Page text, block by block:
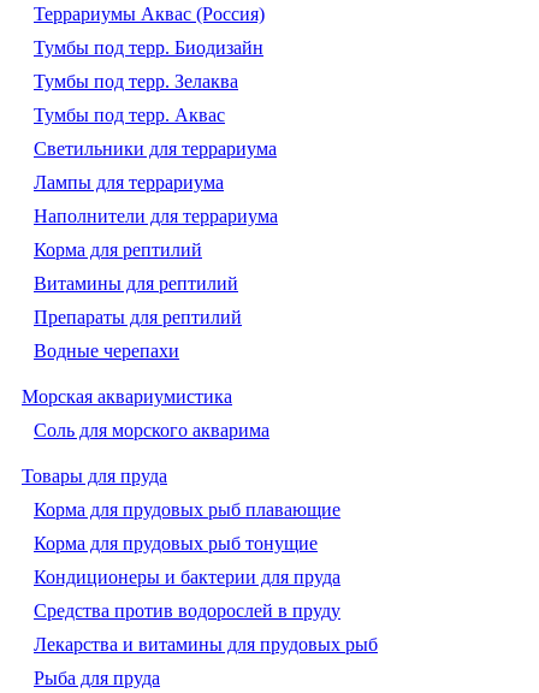
Террариумы Аквас (Россия)
Тумбы под терр. Биодизайн
Тумбы под терр. Зелаква
Тумбы под терр. Аквас
Светильники для террариума
Лампы для террариума
Наполнители для террариума
Корма для рептилий
Витамины для рептилий
Препараты для рептилий
Водные черепахи
Морская аквариумистика
Соль для морского акварима
Товары для пруда
Корма для прудовых рыб плавающие
Корма для прудовых рыб тонущие
Кондиционеры и бактерии для пруда
Средства против водорослей в пруду
Лекарства и витамины для прудовых рыб
Рыба для пруда